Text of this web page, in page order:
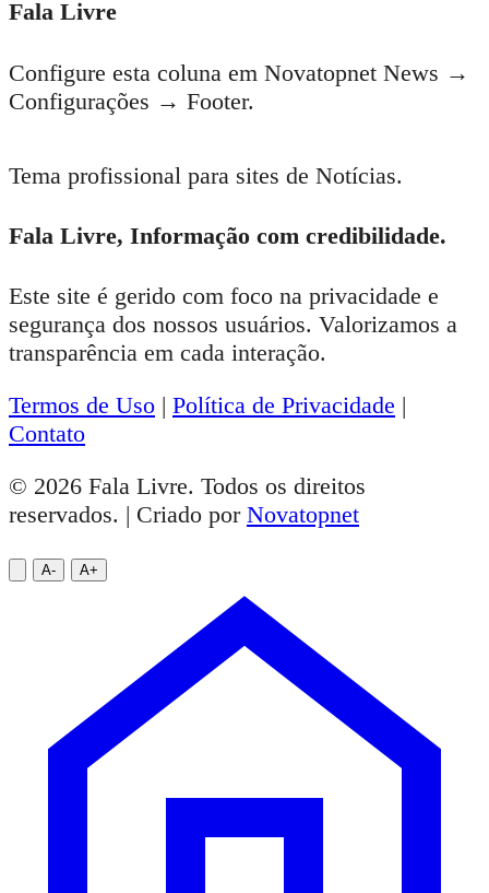
Fala Livre
Configure esta coluna em Novatopnet News →
Configurações → Footer.
Tema profissional para sites de Notícias.
Fala Livre, Informação com credibilidade.
Este site é gerido com foco na privacidade e
segurança dos nossos usuários. Valorizamos a
transparência em cada interação.
Termos de Uso | Política de Privacidade |
Contato
© 2026 Fala Livre. Todos os direitos
reservados. | Criado por Novatopnet
A- A+